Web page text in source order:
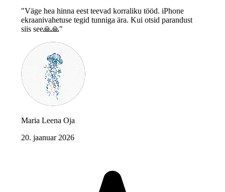
"Väge hea hinna eest teevad korraliku tööd. iPhone
ekraanivahetuse tegid tunniga ära. Kui otsid parandust
siis see🙏🙏"
Maria Leena Oja
20. jaanuar 2026